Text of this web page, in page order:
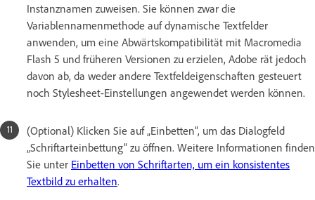
Instanznamen zuweisen. Sie können zwar die
Variablennamenmethode auf dynamische Textfelder
anwenden, um eine Abwärtskompatibilität mit Macromedia
Flash 5 und früheren Versionen zu erzielen, Adobe rät jedoch
davon ab, da weder andere Textfeldeigenschaften gesteuert
noch Stylesheet-Einstellungen angewendet werden können.
(Optional) Klicken Sie auf „Einbetten“, um das Dialogfeld
„Schriftarteinbettung“ zu öffnen. Weitere Informationen finden
Sie unter Einbetten von Schriftarten, um ein konsistentes
Textbild zu erhalten.